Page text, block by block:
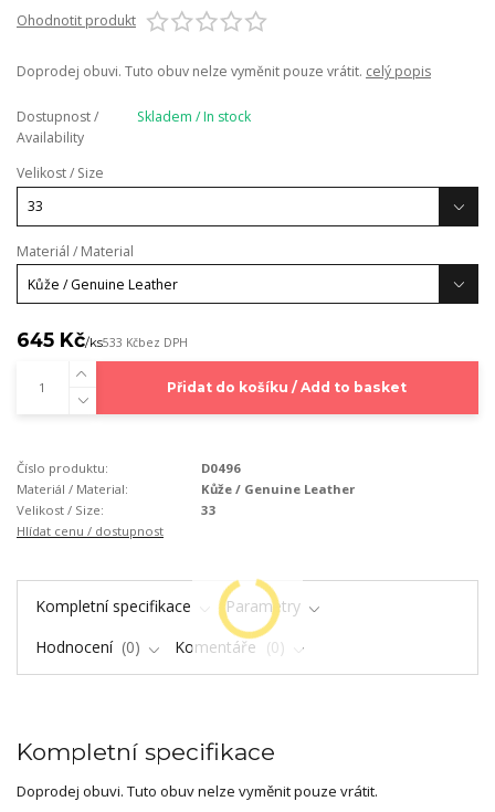
Ohodnotit produkt
Doprodej obuvi. Tuto obuv nelze vyměnit pouze vrátit. celý popis
Dostupnost /
Availability
Skladem / In stock
Velikost / Size
Materiál / Material
645 Kč/ks533 Kčbez DPH
Přidat do košíku / Add to basket
Číslo produktu:
D0496
Materiál / Material:
Kůže / Genuine Leather
Velikost / Size:
33
Hlídat cenu / dostupnost
Kompletní specifikace
Parametry
Hodnocení
0 Komentáře 0
Kompletní specifikace
Doprodej obuvi. Tuto obuv nelze vyměnit pouze vrátit.